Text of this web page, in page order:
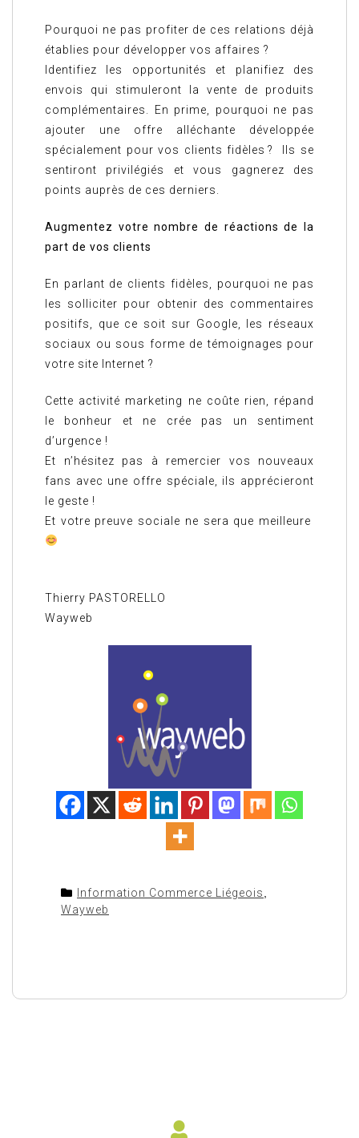
Pourquoi ne pas profiter de ces relations déjà
établies pour développer vos affaires ?
Identifiez les opportunités et planifiez des
envois qui stimuleront la vente de produits
complémentaires. En prime, pourquoi ne pas
ajouter une offre alléchante développée
spécialement pour vos clients fidèles ? Ils se
sentiront privilégiés et vous gagnerez des
points auprès de ces derniers.
Augmentez votre nombre de réactions de la
part de vos clients
En parlant de clients fidèles, pourquoi ne pas
les solliciter pour obtenir des commentaires
positifs, que ce soit sur Google, les réseaux
sociaux ou sous forme de témoignages pour
votre site Internet ?
Cette activité marketing ne coûte rien, répand
le bonheur et ne crée pas un sentiment
d’urgence !
Et n’hésitez pas à remercier vos nouveaux
fans avec une offre spéciale, ils apprécieront
le geste !
Et votre preuve sociale ne sera que meilleure
Thierry PASTORELLO
Wayweb
Information Commerce Liégeois
Wayweb